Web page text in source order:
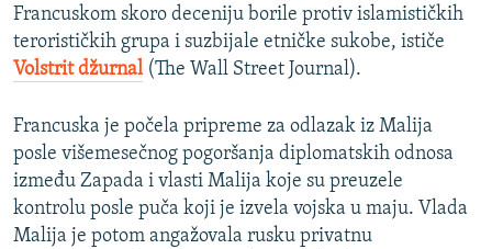
Francuskom skoro deceniju borile protiv islamističkih
terorističkih grupa i suzbijale etničke sukobe, ističe
Volstrit džurnal(The Wall Street Journal).
Francuska je počela pripreme za odlazak iz Malija
posle višemesečnog pogoršanja diplomatskih odnosa
između Zapada i vlasti Malija koje su preuzele
kontrolu posle puča koji je izvela vojska u maju. Vlada
Malija je potom angažovala rusku privatnu